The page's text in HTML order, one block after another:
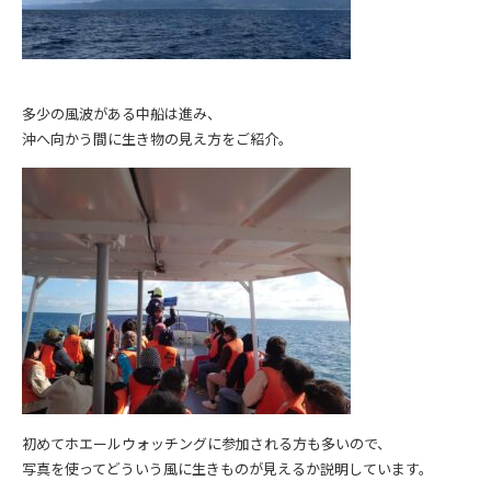
多少の風波がある中船は進み、
沖へ向かう間に生き物の見え方をご紹介。
初めてホエールウォッチングに参加される方も多いので、
写真を使ってどういう風に生きものが見えるか説明しています。